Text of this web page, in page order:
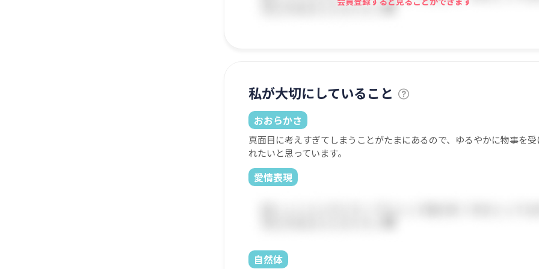
私が大切にしていること
おおらかさ
真面目に考えすぎてしまうことがたまにあるので、ゆるやかに物事を
れたいと思っています。
愛情表現
自然体